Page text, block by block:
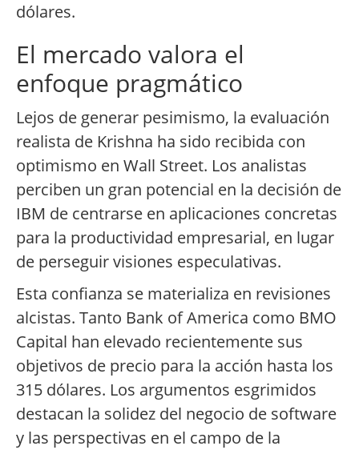
dólares.
El mercado valora el
enfoque pragmático
Lejos de generar pesimismo, la evaluación
realista de Krishna ha sido recibida con
optimismo en Wall Street. Los analistas
perciben un gran potencial en la decisión de
IBM de centrarse en aplicaciones concretas
para la productividad empresarial, en lugar
de perseguir visiones especulativas.
Esta confianza se materializa en revisiones
alcistas. Tanto Bank of America como BMO
Capital han elevado recientemente sus
objetivos de precio para la acción hasta los
315 dólares. Los argumentos esgrimidos
destacan la solidez del negocio de software
y las perspectivas en el campo de la